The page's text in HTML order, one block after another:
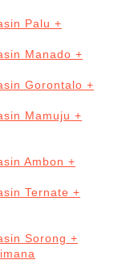
Palu +
Manado +
Gorontalo +
Mamuju +
Ambon +
Ternate +
Sorong +